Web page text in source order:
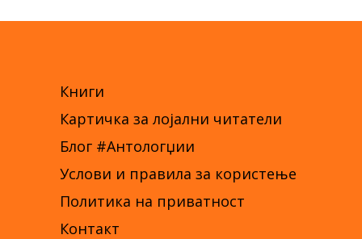
Книги
Картичка за лојални читатели
Блог #Антологџии
Услови и правила за користење
Политика на приватност
Контакт